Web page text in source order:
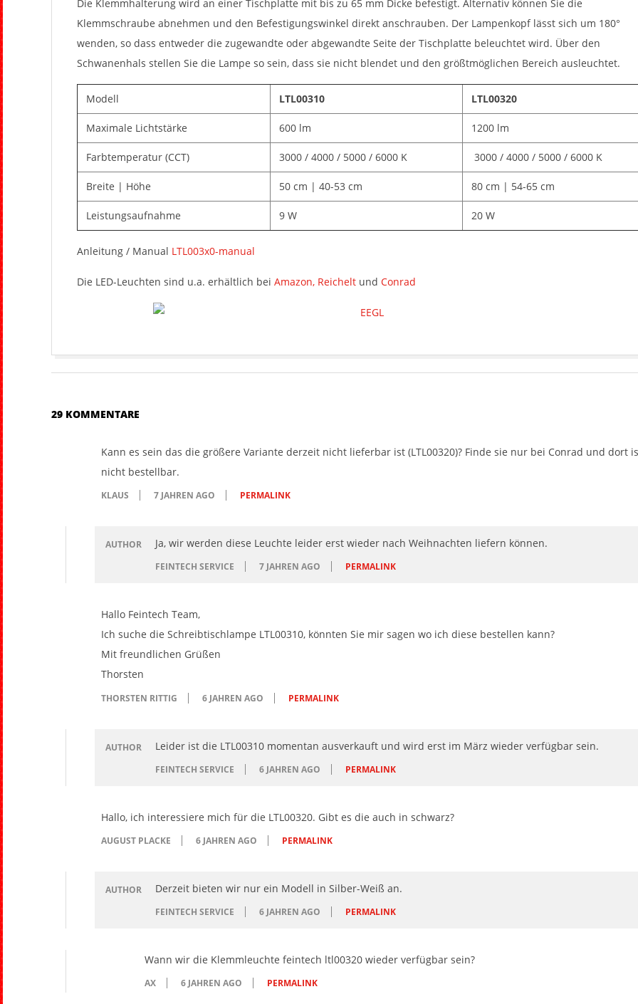
Die Klemmhalterung wird an einer Tischplatte mit bis zu 65 mm Dicke befestigt. Alternativ können Sie die
Klemmschraube abnehmen und den Befestigungswinkel direkt anschrauben. Der Lampenkopf lässt sich um 180°
wenden, so dass entweder die zugewandte oder abgewandte Seite der Tischplatte beleuchtet wird. Über den
Schwanenhals stellen Sie die Lampe so sein, dass sie nicht blendet und den größtmöglichen Bereich ausleuchtet.
Modell LTL00310 LTL00320
Maximale Lichtstärke 600 lm 1200 lm
Farbtemperatur (CCT) 3000 / 4000 / 5000 / 6000 K 3000 / 4000 / 5000 / 6000 K
Breite | Höhe 50 cm | 40-53 cm 80 cm | 54-65 cm
Leistungsaufnahme 9 W 20 W
Anleitung / Manual LTL003x0-manual
Die LED-Leuchten sind u.a. erhältlich bei Amazon, Reichelt und Conrad
29 KOMMENTARE
Kann es sein das die größere Variante derzeit nicht lieferbar ist (LTL00320)? Finde sie nur bei Conrad und dort
nicht bestellbar.
KLAUS 7 JAHREN AGO PERMALINK
AUTHOR Ja, wir werden diese Leuchte leider erst wieder nach Weihnachten liefern können.
FEINTECH SERVICE 7 JAHREN AGO PERMALINK
Hallo Feintech Team,
Ich suche die Schreibtischlampe LTL00310, könnten Sie mir sagen wo ich diese bestellen kann?
Mit freundlichen Grüßen
Thorsten
THORSTEN RITTIG 6 JAHREN AGO PERMALINK
AUTHOR Leider ist die LTL00310 momentan ausverkauft und wird erst im März wieder verfügbar sein.
FEINTECH SERVICE 6 JAHREN AGO PERMALINK
Hallo, ich interessiere mich für die LTL00320. Gibt es die auch in schwarz?
AUGUST PLACKE 6 JAHREN AGO PERMALINK
AUTHOR Derzeit bieten wir nur ein Modell in Silber-Weiß an.
FEINTECH SERVICE 6 JAHREN AGO PERMALINK
Wann wir die Klemmleuchte feintech ltl00320 wieder verfügbar sein?
AX 6 JAHREN AGO PERMALINK